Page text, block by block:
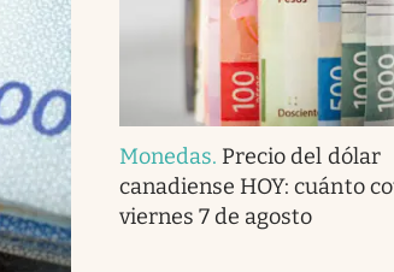
Monedas. Precio del dólar
canadiense HOY: cuánto
viernes 7 de agosto